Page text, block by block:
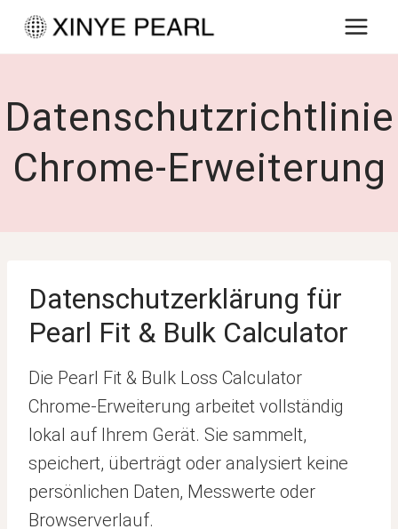
Zum
Inhalt
Datenschutzrichtlinie
Chrome-Erweiterung
Datenschutzerklärung für
Pearl Fit & Bulk Calculator
Die Pearl Fit & Bulk Loss Calculator
Chrome-Erweiterung arbeitet vollständig
lokal auf Ihrem Gerät. Sie sammelt,
speichert, überträgt oder analysiert keine
persönlichen Daten, Messwerte oder
Browserverlauf.